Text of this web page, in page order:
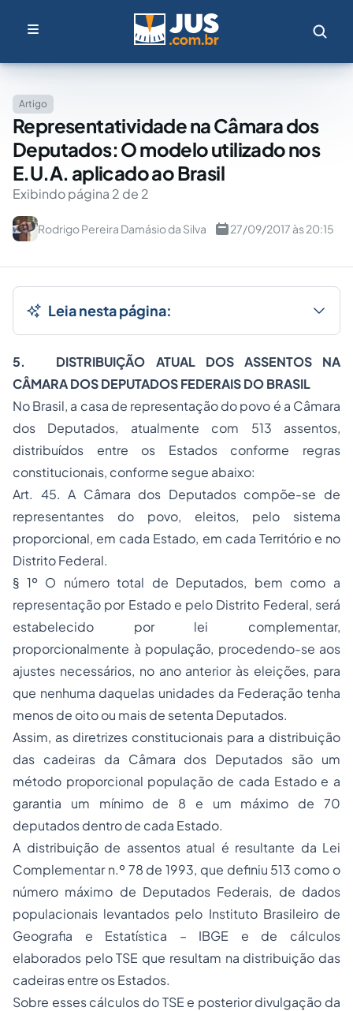
Artigo
Representatividade na Câmara dos
Deputados: O modelo utilizado nos
E.U.A. aplicado ao Brasil
Exibindo página 2 de 2
Rodrigo Pereira Damásio da Silva 27/09/2017 às 20:15
Leia nesta página:
5. DISTRIBUIÇÃO ATUAL DOS ASSENTOS NA
CÂMARA DOS DEPUTADOS FEDERAIS DO BRASIL
No Brasil, a casa de representação do povo é a Câmara
dos Deputados, atualmente com 513 assentos,
distribuídos entre os Estados conforme regras
constitucionais, conforme segue abaixo:
Art. 45. A Câmara dos Deputados compõe-se de
representantes do povo, eleitos, pelo sistema
proporcional, em cada Estado, em cada Território e no
Distrito Federal.
§ 1º O número total de Deputados, bem como a
representação por Estado e pelo Distrito Federal, será
estabelecido por lei complementar,
proporcionalmente à população, procedendo-se aos
ajustes necessários, no ano anterior às eleições, para
que nenhuma daquelas unidades da Federação tenha
menos de oito ou mais de setenta Deputados.
Assim, as diretrizes constitucionais para a distribuição
das cadeiras da Câmara dos Deputados são um
método proporcional população de cada Estado e a
garantia um mínimo de 8 e um máximo de 70
deputados dentro de cada Estado.
A distribuição de assentos atual é resultante da Lei
Complementar n.º 78 de 1993, que definiu 513 como o
número máximo de Deputados Federais, de dados
populacionais levantados pelo Instituto Brasileiro de
Geografia e Estatística – IBGE e de cálculos
elaborados pelo TSE que resultam na distribuição das
cadeiras entre os Estados.
Sobre esses cálculos do TSE e posterior divulgação da